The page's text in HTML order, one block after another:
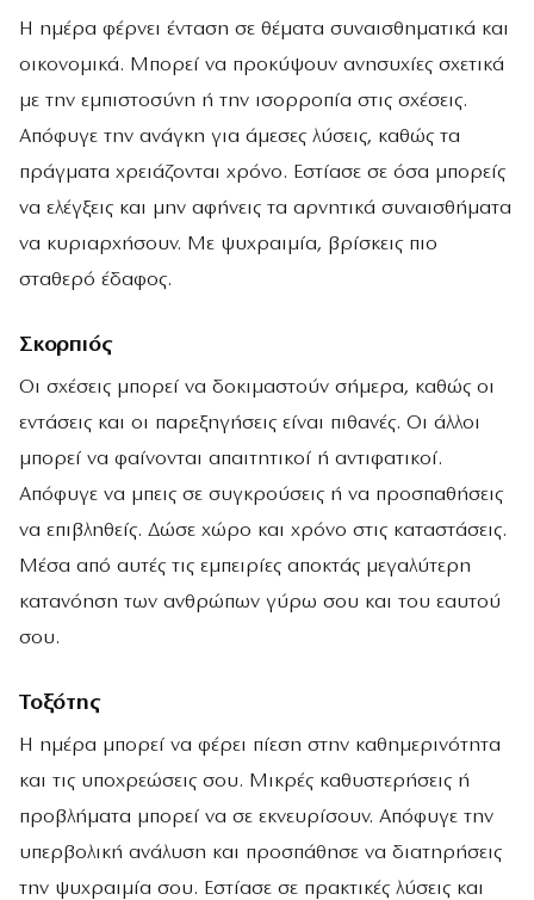
Η ημέρα φέρνει ένταση σε θέματα συναισθηματικά και
οικονομικά. Μπορεί να προκύψουν ανησυχίες σχετικά
με την εμπιστοσύνη ή την ισορροπία στις σχέσεις.
Απόφυγε την ανάγκη για άμεσες λύσεις, καθώς τα
πράγματα χρειάζονται χρόνο. Εστίασε σε όσα μπορείς
να ελέγξεις και μην αφήνεις τα αρνητικά συναισθήματα
να κυριαρχήσουν. Με ψυχραιμία, βρίσκεις πιο
σταθερό έδαφος.
Σκορπιός
Οι σχέσεις μπορεί να δοκιμαστούν σήμερα, καθώς οι
εντάσεις και οι παρεξηγήσεις είναι πιθανές. Οι άλλοι
μπορεί να φαίνονται απαιτητικοί ή αντιφατικοί.
Απόφυγε να μπεις σε συγκρούσεις ή να προσπαθήσεις
να επιβληθείς. Δώσε χώρο και χρόνο στις καταστάσεις.
Μέσα από αυτές τις εμπειρίες αποκτάς μεγαλύτερη
κατανόηση των ανθρώπων γύρω σου και του εαυτού
σου.
Τοξότης
Η ημέρα μπορεί να φέρει πίεση στην καθημερινότητα
και τις υποχρεώσεις σου. Μικρές καθυστερήσεις ή
προβλήματα μπορεί να σε εκνευρίσουν. Απόφυγε την
υπερβολική ανάλυση και προσπάθησε να διατηρήσεις
την ψυχραιμία σου. Εστίασε σε πρακτικές λύσεις και